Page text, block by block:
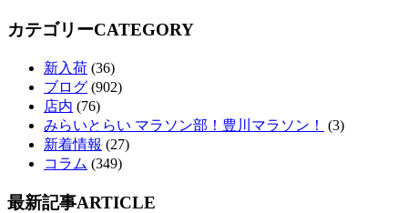
カテゴリーCATEGORY
新入荷 (36)
ブログ (902)
店内 (76)
みらいとらい マラソン部！豊川マラソン！
(3)
新着情報 (27)
コラム (349)
最新記事ARTICLE